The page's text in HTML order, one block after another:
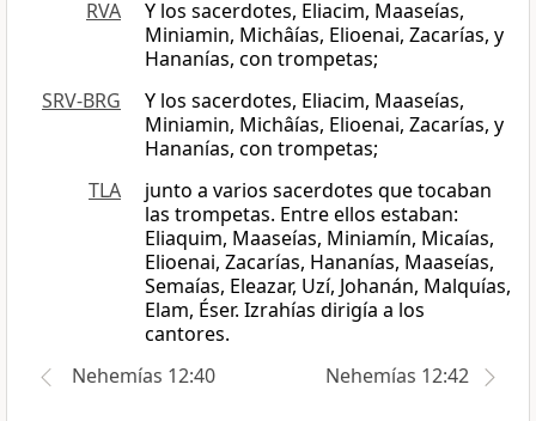
RVA
Y los sacerdotes, Eliacim, Maaseías,
Miniamin, Michâías, Elioenai, Zacarías, y
Hananías, con trompetas;
SRV-BRG
Y los sacerdotes, Eliacim, Maaseías,
Miniamin, Michâías, Elioenai, Zacarías, y
Hananías, con trompetas;
TLA
junto a varios sacerdotes que tocaban
las trompetas. Entre ellos estaban:
Eliaquim, Maaseías, Miniamín, Micaías,
Elioenai, Zacarías, Hananías, Maaseías,
Semaías, Eleazar, Uzí, Johanán, Malquías,
Elam, Éser. Izrahías dirigía a los
cantores.
Nehemías 12:40
Nehemías 12:42